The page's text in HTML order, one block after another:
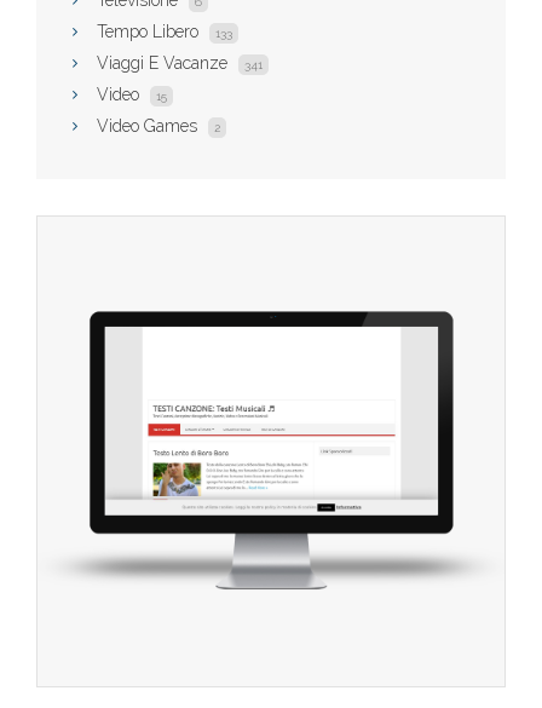
Tempo Libero 133
Viaggi E Vacanze 341
Video 15
Video Games 2